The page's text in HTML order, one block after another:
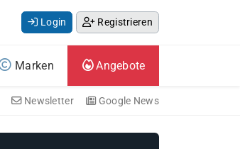
Login Registrieren
Marken Angebote
Newsletter Google News